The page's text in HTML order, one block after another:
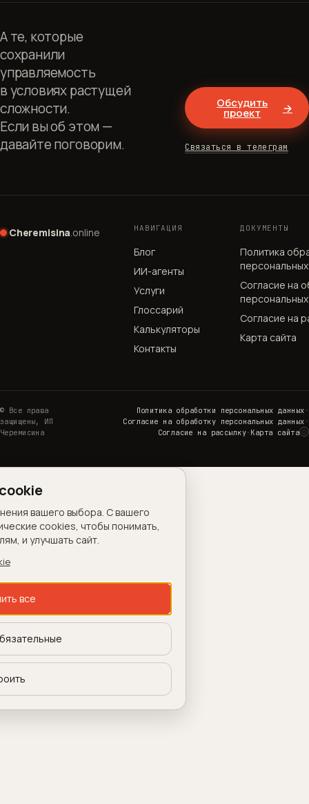
А те, которые
сохранили
управляемость
в условиях растущей
сложности.
Если вы об этом —
давайте поговорим.
Обсудить
проект →
Связаться в телеграм
Cheremisina.online НАВИГАЦИЯ
Блог
ИИ-агенты
Услуги
Глоссарий
Калькуляторы
Контакты
ДОКУМЕНТЫ
Политика
Согласие на
Согласие на
Карта сайта
© Все права
защищены, ИП
Черемисина
Политика обработки персональных данных ·
Согласие на обработку персональных данных ·
Согласие на рассылку· Карта сайта ◌
вашего выбора. С вашего
cookies, чтобы понимать,
и улучшать сайт.
все